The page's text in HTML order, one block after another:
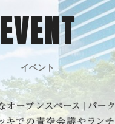
EVENT
イベント